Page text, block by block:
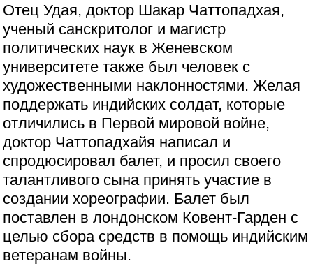
Отец Удая, доктор Шакар Чаттопадхая,
ученый санскритолог и магистр
политических наук в Женевском
университете также был человек с
художественными наклонностями. Желая
поддержать индийских солдат, которые
отличились в Первой мировой войне,
доктор Чаттопадхайя написал и
спродюсировал балет, и просил своего
талантливого сына принять участие в
создании хореографии. Балет был
поставлен в лондонском Ковент-Гарден с
целью сбора средств в помощь индийским
ветеранам войны.